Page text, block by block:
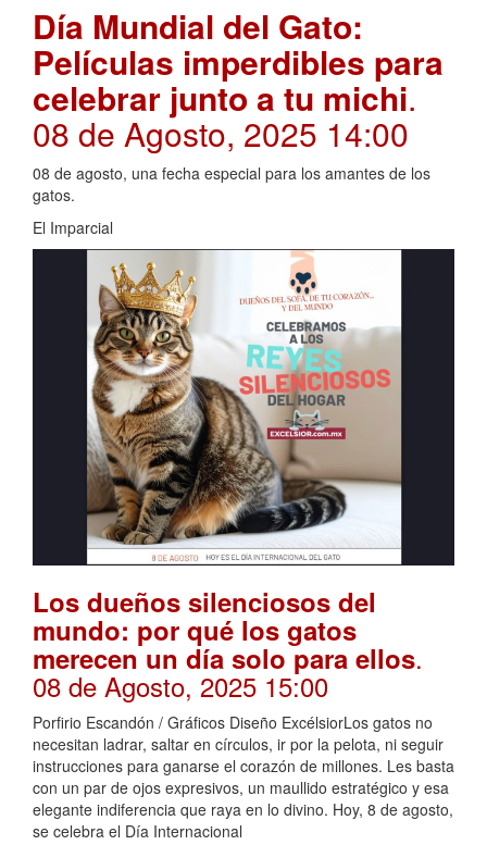
Día Mundial del Gato:
Películas imperdibles para
celebrar junto a tu michi.
08 de Agosto, 2025 14:00
08 de agosto, una fecha especial para los amantes de los
gatos.
El Imparcial
Los dueños silenciosos del
mundo: por qué los gatos
merecen un día solo para ellos.
08 de Agosto, 2025 15:00
Porfirio Escandón / Gráficos Diseño ExcélsiorLos gatos no
necesitan ladrar, saltar en círculos, ir por la pelota, ni seguir
instrucciones para ganarse el corazón de millones. Les basta
con un par de ojos expresivos, un maullido estratégico y esa
elegante indiferencia que raya en lo divino. Hoy, 8 de agosto,
se celebra el Día Internacional